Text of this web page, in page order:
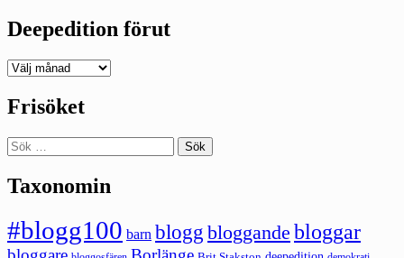
Deepedition förut
Deepedition
Frisöket
Sök
efter:
Taxonomin
#blogg100 barn blogg bloggande bloggar